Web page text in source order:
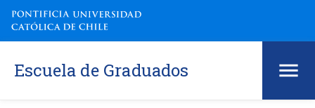
Escuela de Graduados